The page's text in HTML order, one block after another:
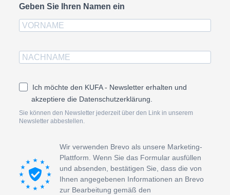
Geben Sie Ihren Namen ein
Ich möchte den KUFA - Newsletter erhalten und
akzeptiere die Datenschutzerklärung.
Sie können den Newsletter jederzeit über den Link in unserem
Newsletter abbestellen.
Wir verwenden Brevo als unsere Marketing-
Plattform. Wenn Sie das Formular ausfüllen
und absenden, bestätigen Sie, dass die von
Ihnen angegebenen Informationen an Brevo
zur Bearbeitung gemäß den